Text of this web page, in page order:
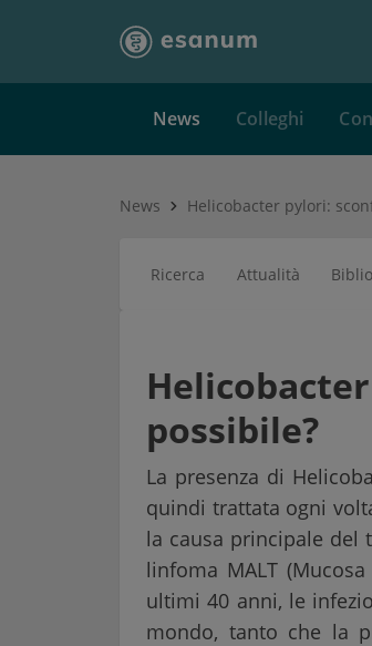
News Colleghi
News Helicobacter pylori:
Ricerca Attualità
possibile?
La presenza di
quindi trattata ogni
la causa principale del
linfoma MALT
ultimi 40 anni, le
mondo, tanto che la